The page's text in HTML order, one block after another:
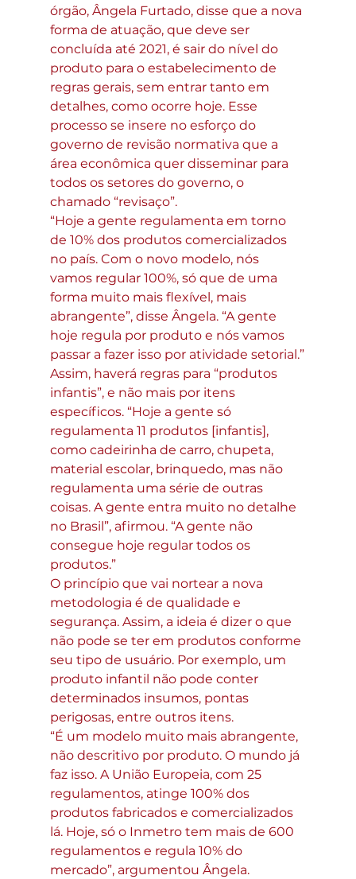
órgão, Ângela Furtado, disse que a nova
forma de atuação, que deve ser
concluída até 2021, é sair do nível do
produto para o estabelecimento de
regras gerais, sem entrar tanto em
detalhes, como ocorre hoje. Esse
processo se insere no esforço do
governo de revisão normativa que a
área econômica quer disseminar para
todos os setores do governo, o
chamado “revisaço”.
“Hoje a gente regulamenta em torno
de 10% dos produtos comercializados
no país. Com o novo modelo, nós
vamos regular 100%, só que de uma
forma muito mais flexível, mais
abrangente”, disse Ângela. “A gente
hoje regula por produto e nós vamos
passar a fazer isso por atividade setorial.”
Assim, haverá regras para “produtos
infantis”, e não mais por itens
específicos. “Hoje a gente só
regulamenta 11 produtos [infantis],
como cadeirinha de carro, chupeta,
material escolar, brinquedo, mas não
regulamenta uma série de outras
coisas. A gente entra muito no detalhe
no Brasil”, afirmou. “A gente não
consegue hoje regular todos os
produtos.”
O princípio que vai nortear a nova
metodologia é de qualidade e
segurança. Assim, a ideia é dizer o que
não pode se ter em produtos conforme
seu tipo de usuário. Por exemplo, um
produto infantil não pode conter
determinados insumos, pontas
perigosas, entre outros itens.
“É um modelo muito mais abrangente,
não descritivo por produto. O mundo já
faz isso. A União Europeia, com 25
regulamentos, atinge 100% dos
produtos fabricados e comercializados
lá. Hoje, só o Inmetro tem mais de 600
regulamentos e regula 10% do
mercado”, argumentou Ângela.